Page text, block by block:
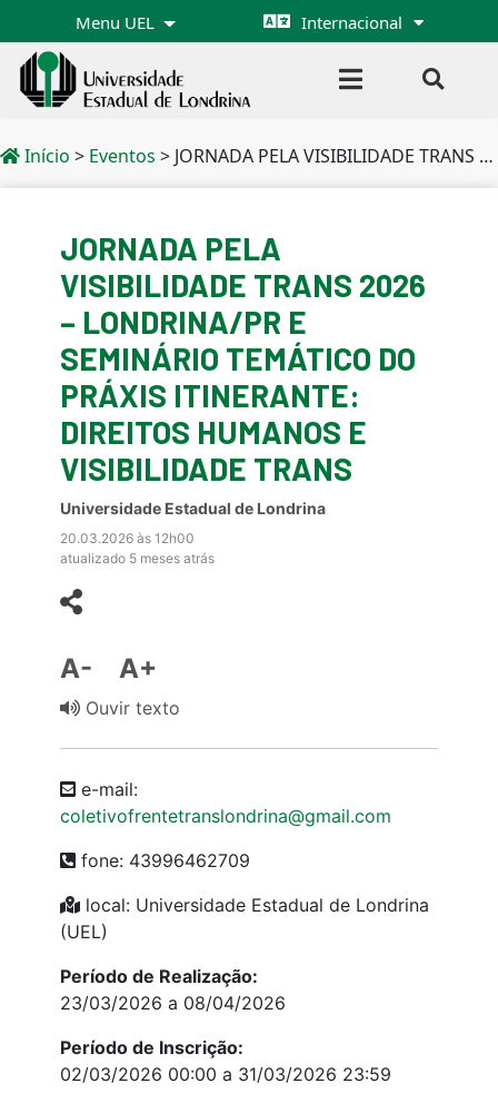
Menu UEL Internacional
Início > Eventos > JORNADA PELA VISIBILIDADE TRANS 2026 – LONDRINA/PR E SEMINÁRIO TEMÁTICO DO PRÁXIS ITINERANTE: DIREITOS HUMANOS E VISIBILIDADE TRANS
JORNADA PELA
VISIBILIDADE TRANS 2026
– LONDRINA/PR E
SEMINÁRIO TEMÁTICO DO
PRÁXIS ITINERANTE:
DIREITOS HUMANOS E
VISIBILIDADE TRANS
Universidade Estadual de Londrina
20.03.2026 às 12h00
atualizado 5 meses atrás
A- A+
Ouvir texto
e-mail:
coletivofrentetranslondrina@gmail.com
fone: 43996462709
local: Universidade Estadual de Londrina
(UEL)
Período de Realização:
23/03/2026 a 08/04/2026
Período de Inscrição:
02/03/2026 00:00 a 31/03/2026 23:59